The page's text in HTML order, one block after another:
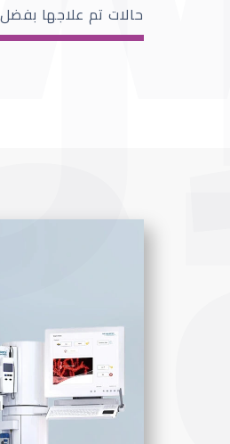
حالات تم علاجها بفضل